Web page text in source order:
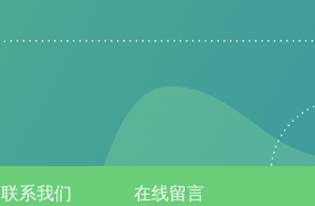
联系我们 在线留言